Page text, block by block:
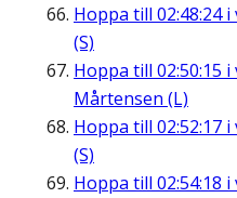
Hoppa till 02:48:24i
(S)
Hoppa till 02:50:15 i
Mårtensen (L)
Hoppa till 02:52:17 i
(S)
Hoppa till 02:54:18 i